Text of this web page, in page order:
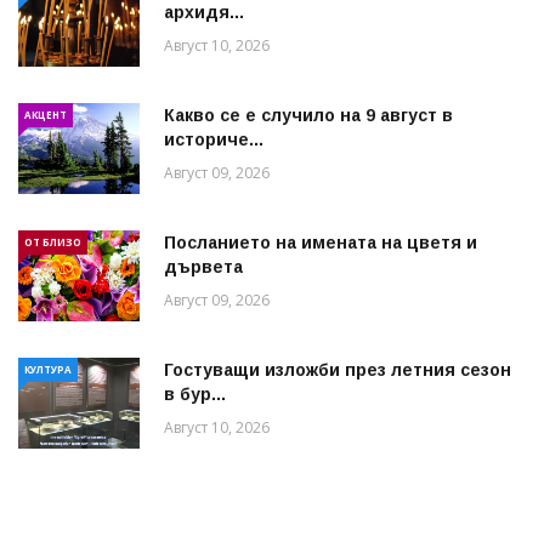
архидя...
Август 10, 2026
АКЦЕНТ
Какво се е случило на 9 август в
историче...
Август 09, 2026
ОТ БЛИЗО
Посланието на имената на цветя и
дървета
Август 09, 2026
КУЛТУРА
Гостуващи изложби през летния сезон
в бур...
Август 10, 2026